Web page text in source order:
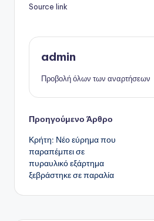
Source link
admin
Προβολή όλων των αναρτήσεων
Πλοήγηση
δημοσιεύσεων
Προηγούμενο Άρθρο
Κρήτη: Νέο εύρημα που
παραπέμπει σε
πυραυλικό εξάρτημα
ξεβράστηκε σε παραλία